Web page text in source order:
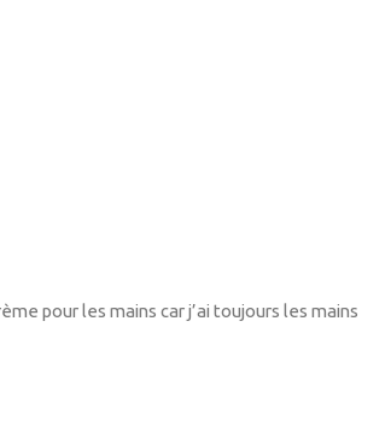
pour les mains car j’ai toujours les mains